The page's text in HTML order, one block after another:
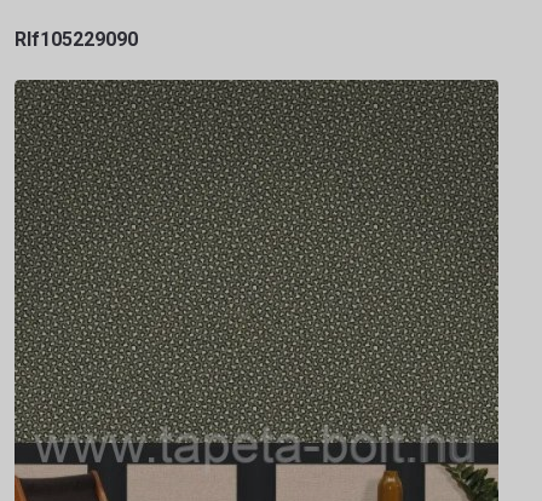
Rlf105229090